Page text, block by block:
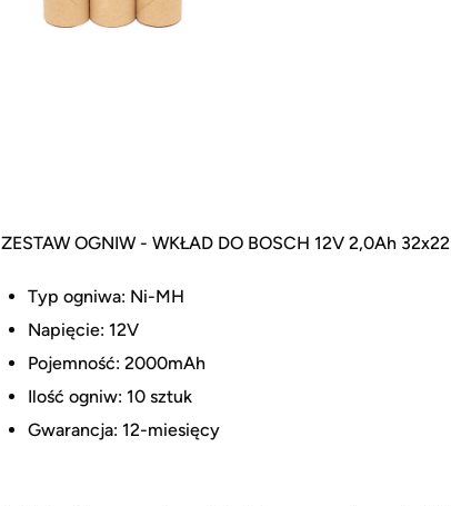
ZESTAW OGNIW - WKŁAD DO BOSCH 12V 2,0Ah 32x22
Typ ogniwa: Ni-MH
Napięcie: 12V
Pojemność: 2000mAh
Ilość ogniw: 10 sztuk
Gwarancja: 12-miesięcy